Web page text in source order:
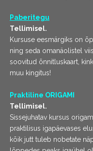
Paberitegu
Tellimisel.
Kursuse eesmärgiks on
ning seda omanäolistel
soovitud õnnitluskaart,
muu kingitus!
Praktiline ORIGAMI
Tellimisel.
Sissejuhatav kursus
praktilisus igapäevases
kõik jutt tuleb nobetate